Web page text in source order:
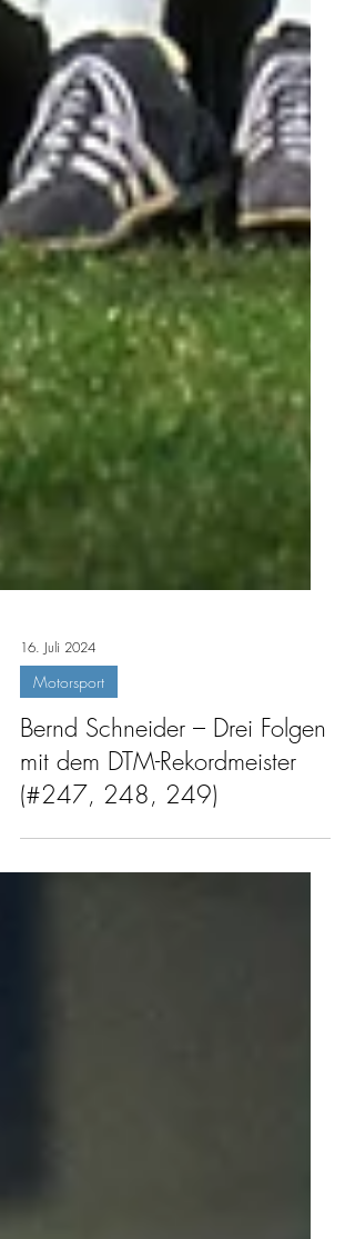
16. Juli 2024
Motorsport
Bernd Schneider – Drei Folgen
mit dem DTM-Rekordmeister
(#247, 248, 249)